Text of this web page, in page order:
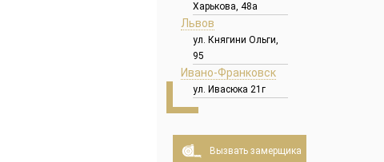
Харькова, 48а
Львов
ул. Княгини Ольги,
95
Ивано-Франковск
ул. Ивасюка 21г
Вызвать замерщика